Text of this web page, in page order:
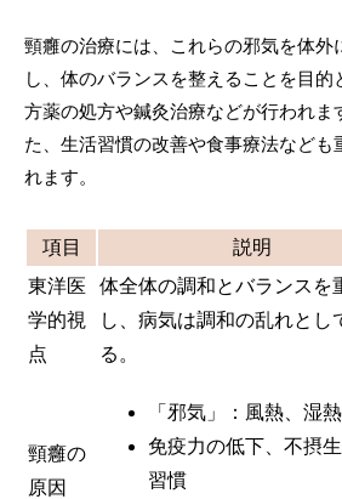
頸癰の治療には、これらの邪気を体外
し、体のバランスを整えることを目的
方薬の処方や鍼灸治療などが行われま
た、生活習慣の改善や食事療法なども
れます。
項目
説明
東洋医
学的視
点
体全体の調和とバランスを
し、病気は調和の乱れとし
る。
頸癰の
原因
「邪気」：風熱、湿熱
免疫力の低下、不摂
習慣